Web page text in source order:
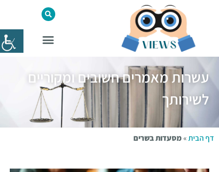
עשרות מאמרים חשובים ומקוריים
לשירותך
דף הבית»מסעדות בשרים